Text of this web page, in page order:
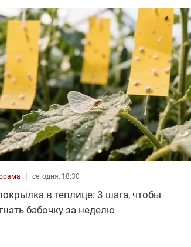
сегодня, 18:30
в теплице: 3 шага, чтобы
бабочку за неделю